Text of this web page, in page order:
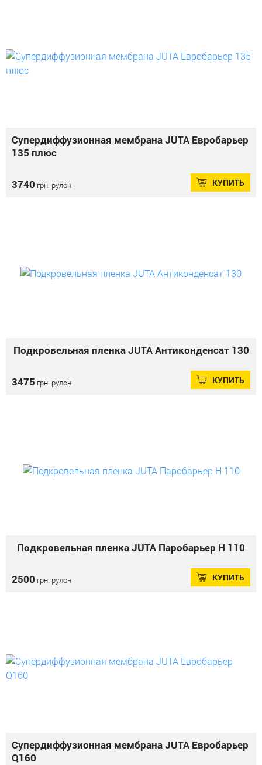
Супердиффузионная мембрана JUTA Евробарьер
135 плюс
3740 грн. рулон КУПИТЬ
Подкровельная пленка JUTA Антиконденсат 130
3475 грн. рулон КУПИТЬ
Подкровельная пленка JUTA Паробарьер Н 110
2500 грн. рулон КУПИТЬ
Супердиффузионная мембрана JUTA Евробарьер
Q160